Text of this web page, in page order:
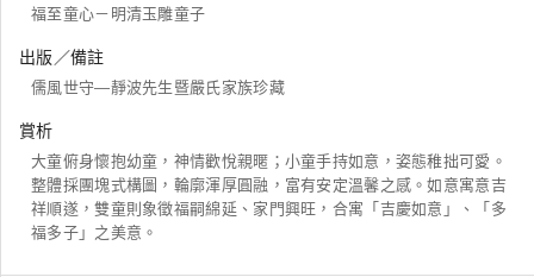
福至童心－明清玉雕童子
出版／備註
儒風世守—靜波先生暨嚴氏家族珍藏
賞析
大童俯身懷抱幼童，神情歡悅親暱；小童手持如意，姿態稚拙可愛。
整體採團塊式構圖，輪廓渾厚圓融，富有安定溫馨之感。如意寓意吉
祥順遂，雙童則象徵福嗣綿延、家門興旺，合寓「吉慶如意」、「多
福多子」之美意。